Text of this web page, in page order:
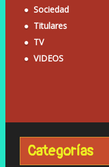
Sociedad
Titulares
TV
VIDEOS
Categorías